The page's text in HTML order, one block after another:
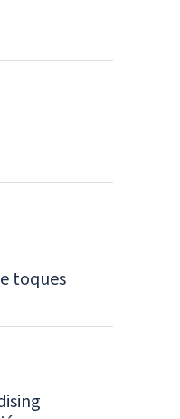
toques